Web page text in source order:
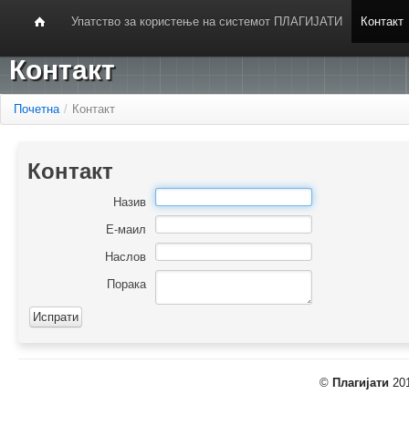
Упатство за користење на системот ПЛАГИЈАТИ Контакт
Контакт
Почетна / Контакт
Контакт
Назив
Е-маил
Наслов
Порака
© Плагијати